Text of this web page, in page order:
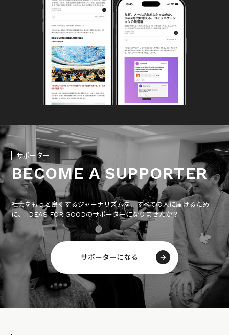
サポーター
BECOME A SUPPORTER
社会をもっと良くするジャーナリズムを、すべての人に届けるため
に、 IDEAS FOR GOODのサポーターになりませんか？
サポーターになる